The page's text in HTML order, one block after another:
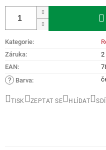
cena:
Kategorie:
Záruka:
2
EAN:
? Barva:
TISK ZEPTAT SE HLÍDAT